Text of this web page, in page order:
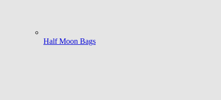
Half Moon Bags